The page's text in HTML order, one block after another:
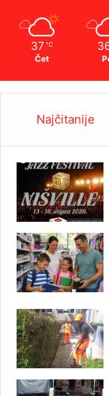
37 ℃
Čet
Najčitanije